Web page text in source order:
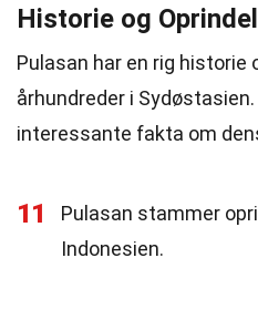
Historie og
Pulasan har en rig historie
århundreder i
interessante fakta om
11 Pulasan stammer
Indonesien.